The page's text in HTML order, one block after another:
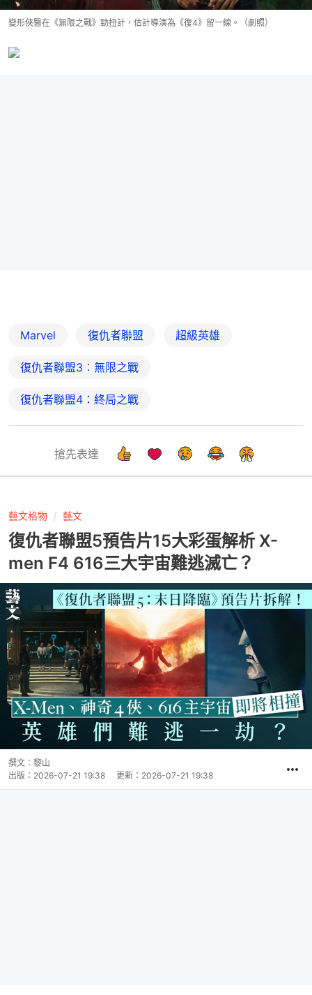
變形俠醫在《無限之戰》勁扭計，估計導演為《復4》留一線。（劇照）
Marvel 復仇者聯盟 超級英雄
復仇者聯盟3︰無限之戰
復仇者聯盟4：終局之戰
搶先表達
藝文格物 藝文
復仇者聯盟5預告片15大彩蛋解析 X-
men F4 616三大宇宙難逃滅亡？
撰文： 黎山
出版： 2026-07-21 19:38 更新： 2026-07-21 19:38